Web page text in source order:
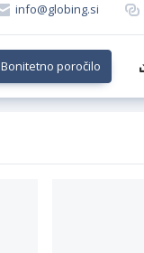
info@globing.si
Bonitetno poročilo